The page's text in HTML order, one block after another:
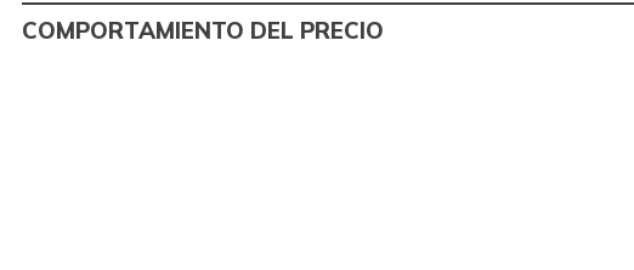
COMPORTAMIENTO DEL PRECIO